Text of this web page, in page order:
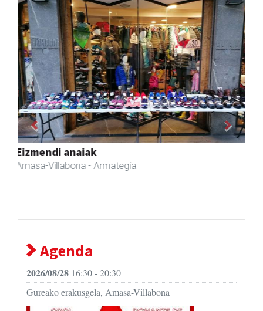
Arindu fisioterapia eta osteopatia
Amasa-Villabona - Fisioterapia
Previous Next
Agenda
2026/08/28 16:30 - 20:30
Gureako erakusgela, Amasa-Villabona